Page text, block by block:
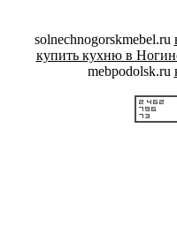
solnechnogorskmebel.ru
купить кухню в
mebpodolsk.ru